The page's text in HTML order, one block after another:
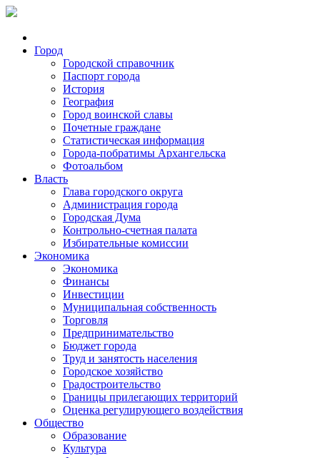
Город
Городской справочник
Паспорт города
История
География
Город воинской славы
Почетные граждане
Статистическая информация
Города-побратимы Архангельска
Фотоальбом
Власть
Глава городского округа
Администрация города
Городская Дума
Контрольно-счетная палата
Избирательные комиссии
Экономика
Экономика
Финансы
Инвестиции
Муниципальная собственность
Торговля
Предпринимательство
Бюджет города
Труд и занятость населения
Городское хозяйство
Градостроительство
Границы прилегающих территорий
Оценка регулирующего воздействия
Общество
Образование
Культура